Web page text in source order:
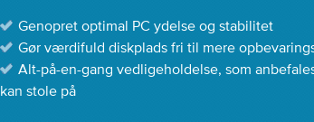
Genopret optimal PC ydelse og stabilitet
Gør værdifuld diskplads fri til mere
Alt-på-en-gang vedligeholdelse, som
kan stole på